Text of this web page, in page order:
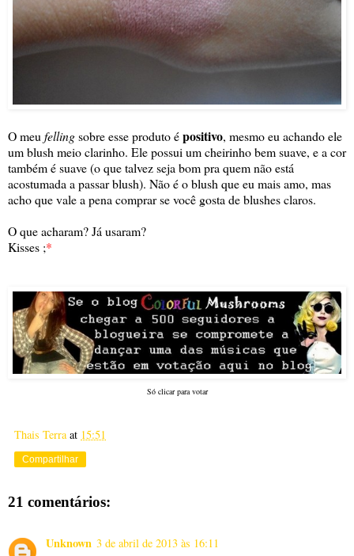
O meu fellingsobre esse produto épositivo, mesmo eu achando ele
um blush meio clarinho. Ele possui um cheirinho bem suave, e a cor
também é suave (o que talvez seja bom pra quem não está
acostumada a passar blush). Não é o blush que eu mais amo, mas
acho que vale a pena comprar se você gosta de blushes claros.
O que acharam? Já usaram?
Kisses ;*
Só clicar para votar
Thais Terra at 15:51
Compartilhar
21 comentários:
Unknown 3 de abril de 2013 às 16:11